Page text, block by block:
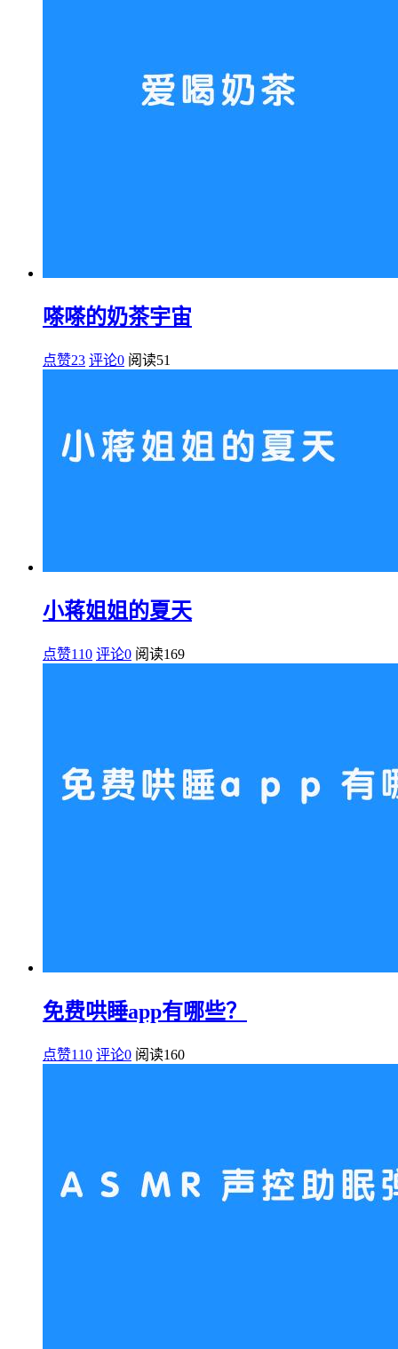
嗏嗏的奶茶宇宙
点赞23 评论0 阅读51
小蒋姐姐的夏天
点赞110 评论0 阅读169
免费哄睡app有哪些？
点赞110 评论0 阅读160